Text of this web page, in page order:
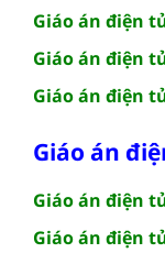
Giáo án điện
Giáo án điện
Giáo án điện
Giáo án
Giáo án điện
Giáo án điện